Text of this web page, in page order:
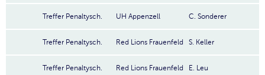
Treffer Penaltysch. UH Appenzell C. Sonderer
Treffer Penaltysch. Red Lions Frauenfeld S. Keller
Treffer Penaltysch. Red Lions Frauenfeld E. Leu